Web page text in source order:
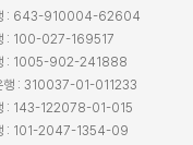
: 643-910004-62604
: 100-027-169517
: 1005-902-241888
행 : 310037-01-011233
: 143-122078-01-015
: 101-2047-1354-09